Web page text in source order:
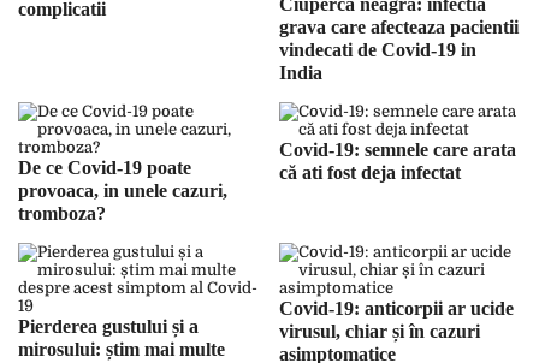
complicatii
Ciuperca neagra: infectia
grava care afecteaza pacientii
vindecati de Covid-19 in
India
De ce Covid-19 poate
provoaca, in unele cazuri,
tromboza?
Covid-19: semnele care arata
că ati fost deja infectat
Pierderea gustului și a
mirosului: știm mai multe
Covid-19: anticorpii ar ucide
virusul, chiar și în cazuri
asimptomatice